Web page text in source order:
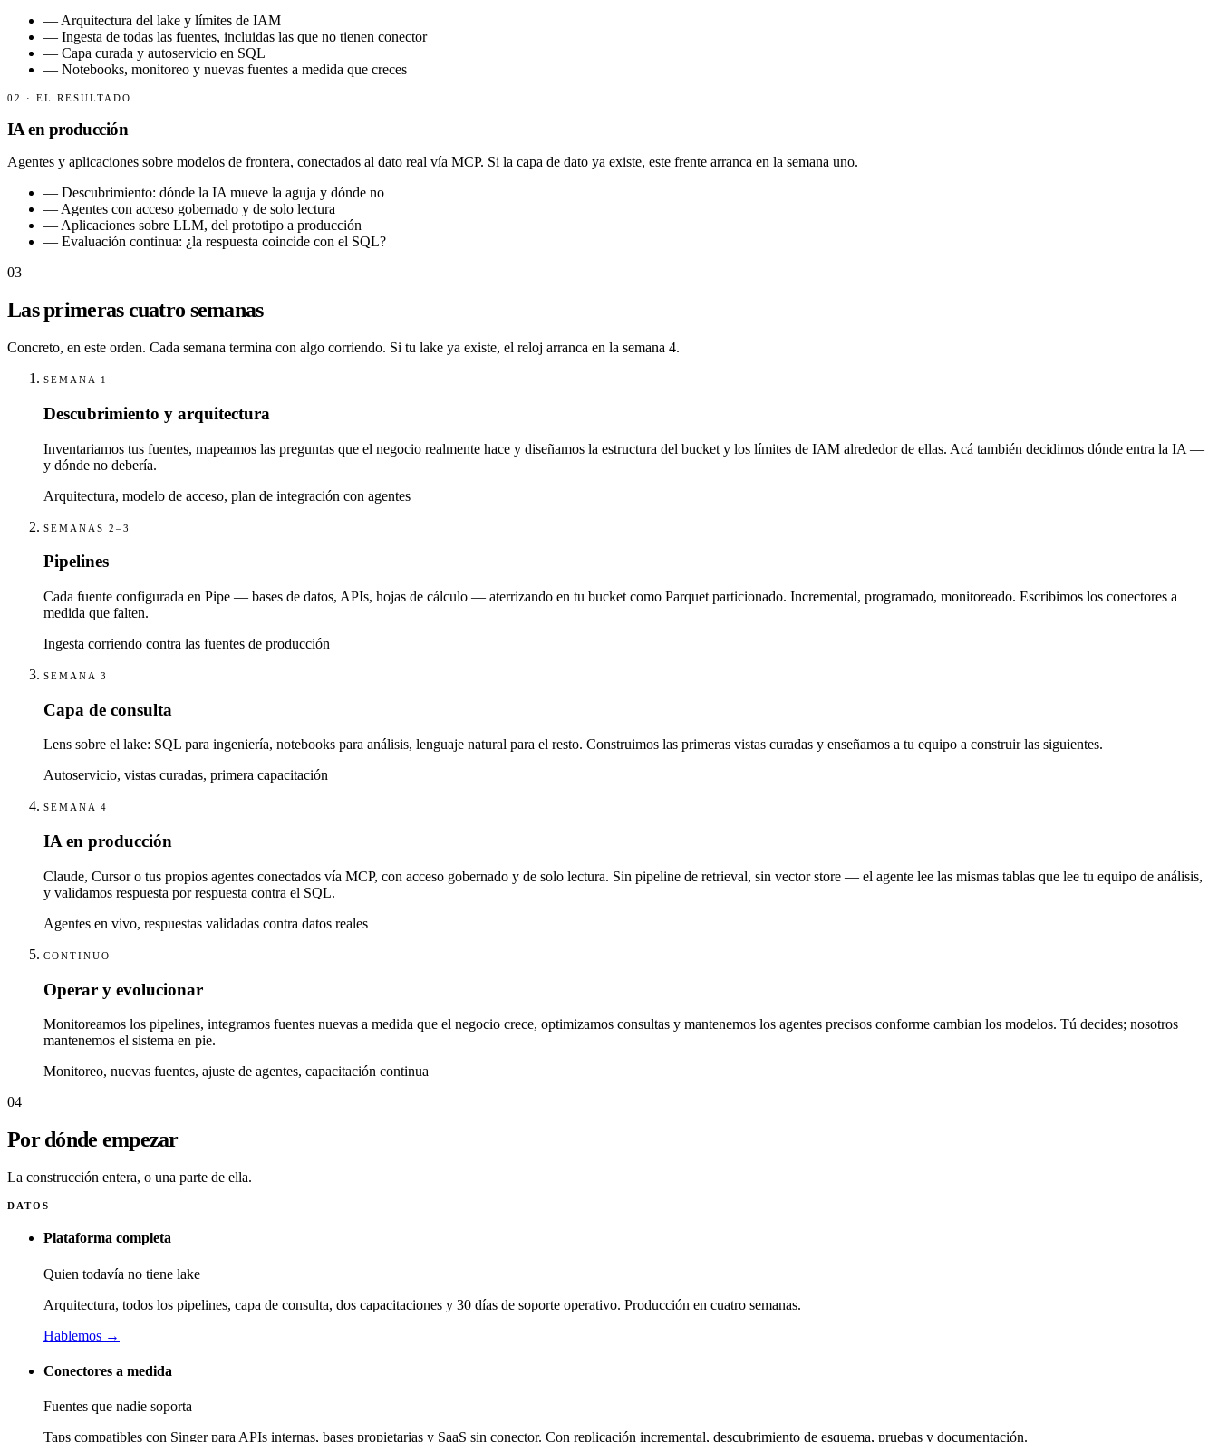
— Arquitectura del lake y límites de IAM
— Ingesta de todas las fuentes, incluidas las que no tienen conector
— Capa curada y autoservicio en SQL
— Notebooks, monitoreo y nuevas fuentes a medida que creces
02 · EL RESULTADO
IA en producción
Agentes y aplicaciones sobre modelos de frontera, conectados al dato real vía MCP. Si la capa de dato ya existe, este frente arranca en la semana uno.
— Descubrimiento: dónde la IA mueve la aguja y dónde no
— Agentes con acceso gobernado y de solo lectura
— Aplicaciones sobre LLM, del prototipo a producción
— Evaluación continua: ¿la respuesta coincide con el SQL?
03
Las primeras cuatro semanas
Concreto, en este orden. Cada semana termina con algo corriendo. Si tu lake ya existe, el reloj arranca en la semana 4.
SEMANA 1
Descubrimiento y arquitectura
Inventariamos tus fuentes, mapeamos las preguntas que el negocio realmente hace y diseñamos la estructura del bucket y los límites de IAM alrededor de ellas. Acá también decidimos dónde entra la IA —
y dónde no debería.
Arquitectura, modelo de acceso, plan de integración con agentes
SEMANAS 2–3
Pipelines
Cada fuente configurada en Pipe — bases de datos, APIs, hojas de cálculo — aterrizando en tu bucket como Parquet particionado. Incremental, programado, monitoreado. Escribimos los conectores a
medida que falten.
Ingesta corriendo contra las fuentes de producción
SEMANA 3
Capa de consulta
Lens sobre el lake: SQL para ingeniería, notebooks para análisis, lenguaje natural para el resto. Construimos las primeras vistas curadas y enseñamos a tu equipo a construir las siguientes.
Autoservicio, vistas curadas, primera capacitación
SEMANA 4
IA en producción
Claude, Cursor o tus propios agentes conectados vía MCP, con acceso gobernado y de solo lectura. Sin pipeline de retrieval, sin vector store — el agente lee las mismas tablas que lee tu equipo de análisis,
y validamos respuesta por respuesta contra el SQL.
Agentes en vivo, respuestas validadas contra datos reales
CONTINUO
Operar y evolucionar
Monitoreamos los pipelines, integramos fuentes nuevas a medida que el negocio crece, optimizamos consultas y mantenemos los agentes precisos conforme cambian los modelos. Tú decides; nosotros
mantenemos el sistema en pie.
Monitoreo, nuevas fuentes, ajuste de agentes, capacitación continua
04
Por dónde empezar
La construcción entera, o una parte de ella.
DATOS
Plataforma completa
Quien todavía no tiene lake
Arquitectura, todos los pipelines, capa de consulta, dos capacitaciones y 30 días de soporte operativo. Producción en cuatro semanas.
Hablemos →
Conectores a medida
Fuentes que nadie soporta
Taps compatibles con Singer para APIs internas, bases propietarias y SaaS sin conector. Con replicación incremental, descubrimiento de esquema, pruebas y documentación.